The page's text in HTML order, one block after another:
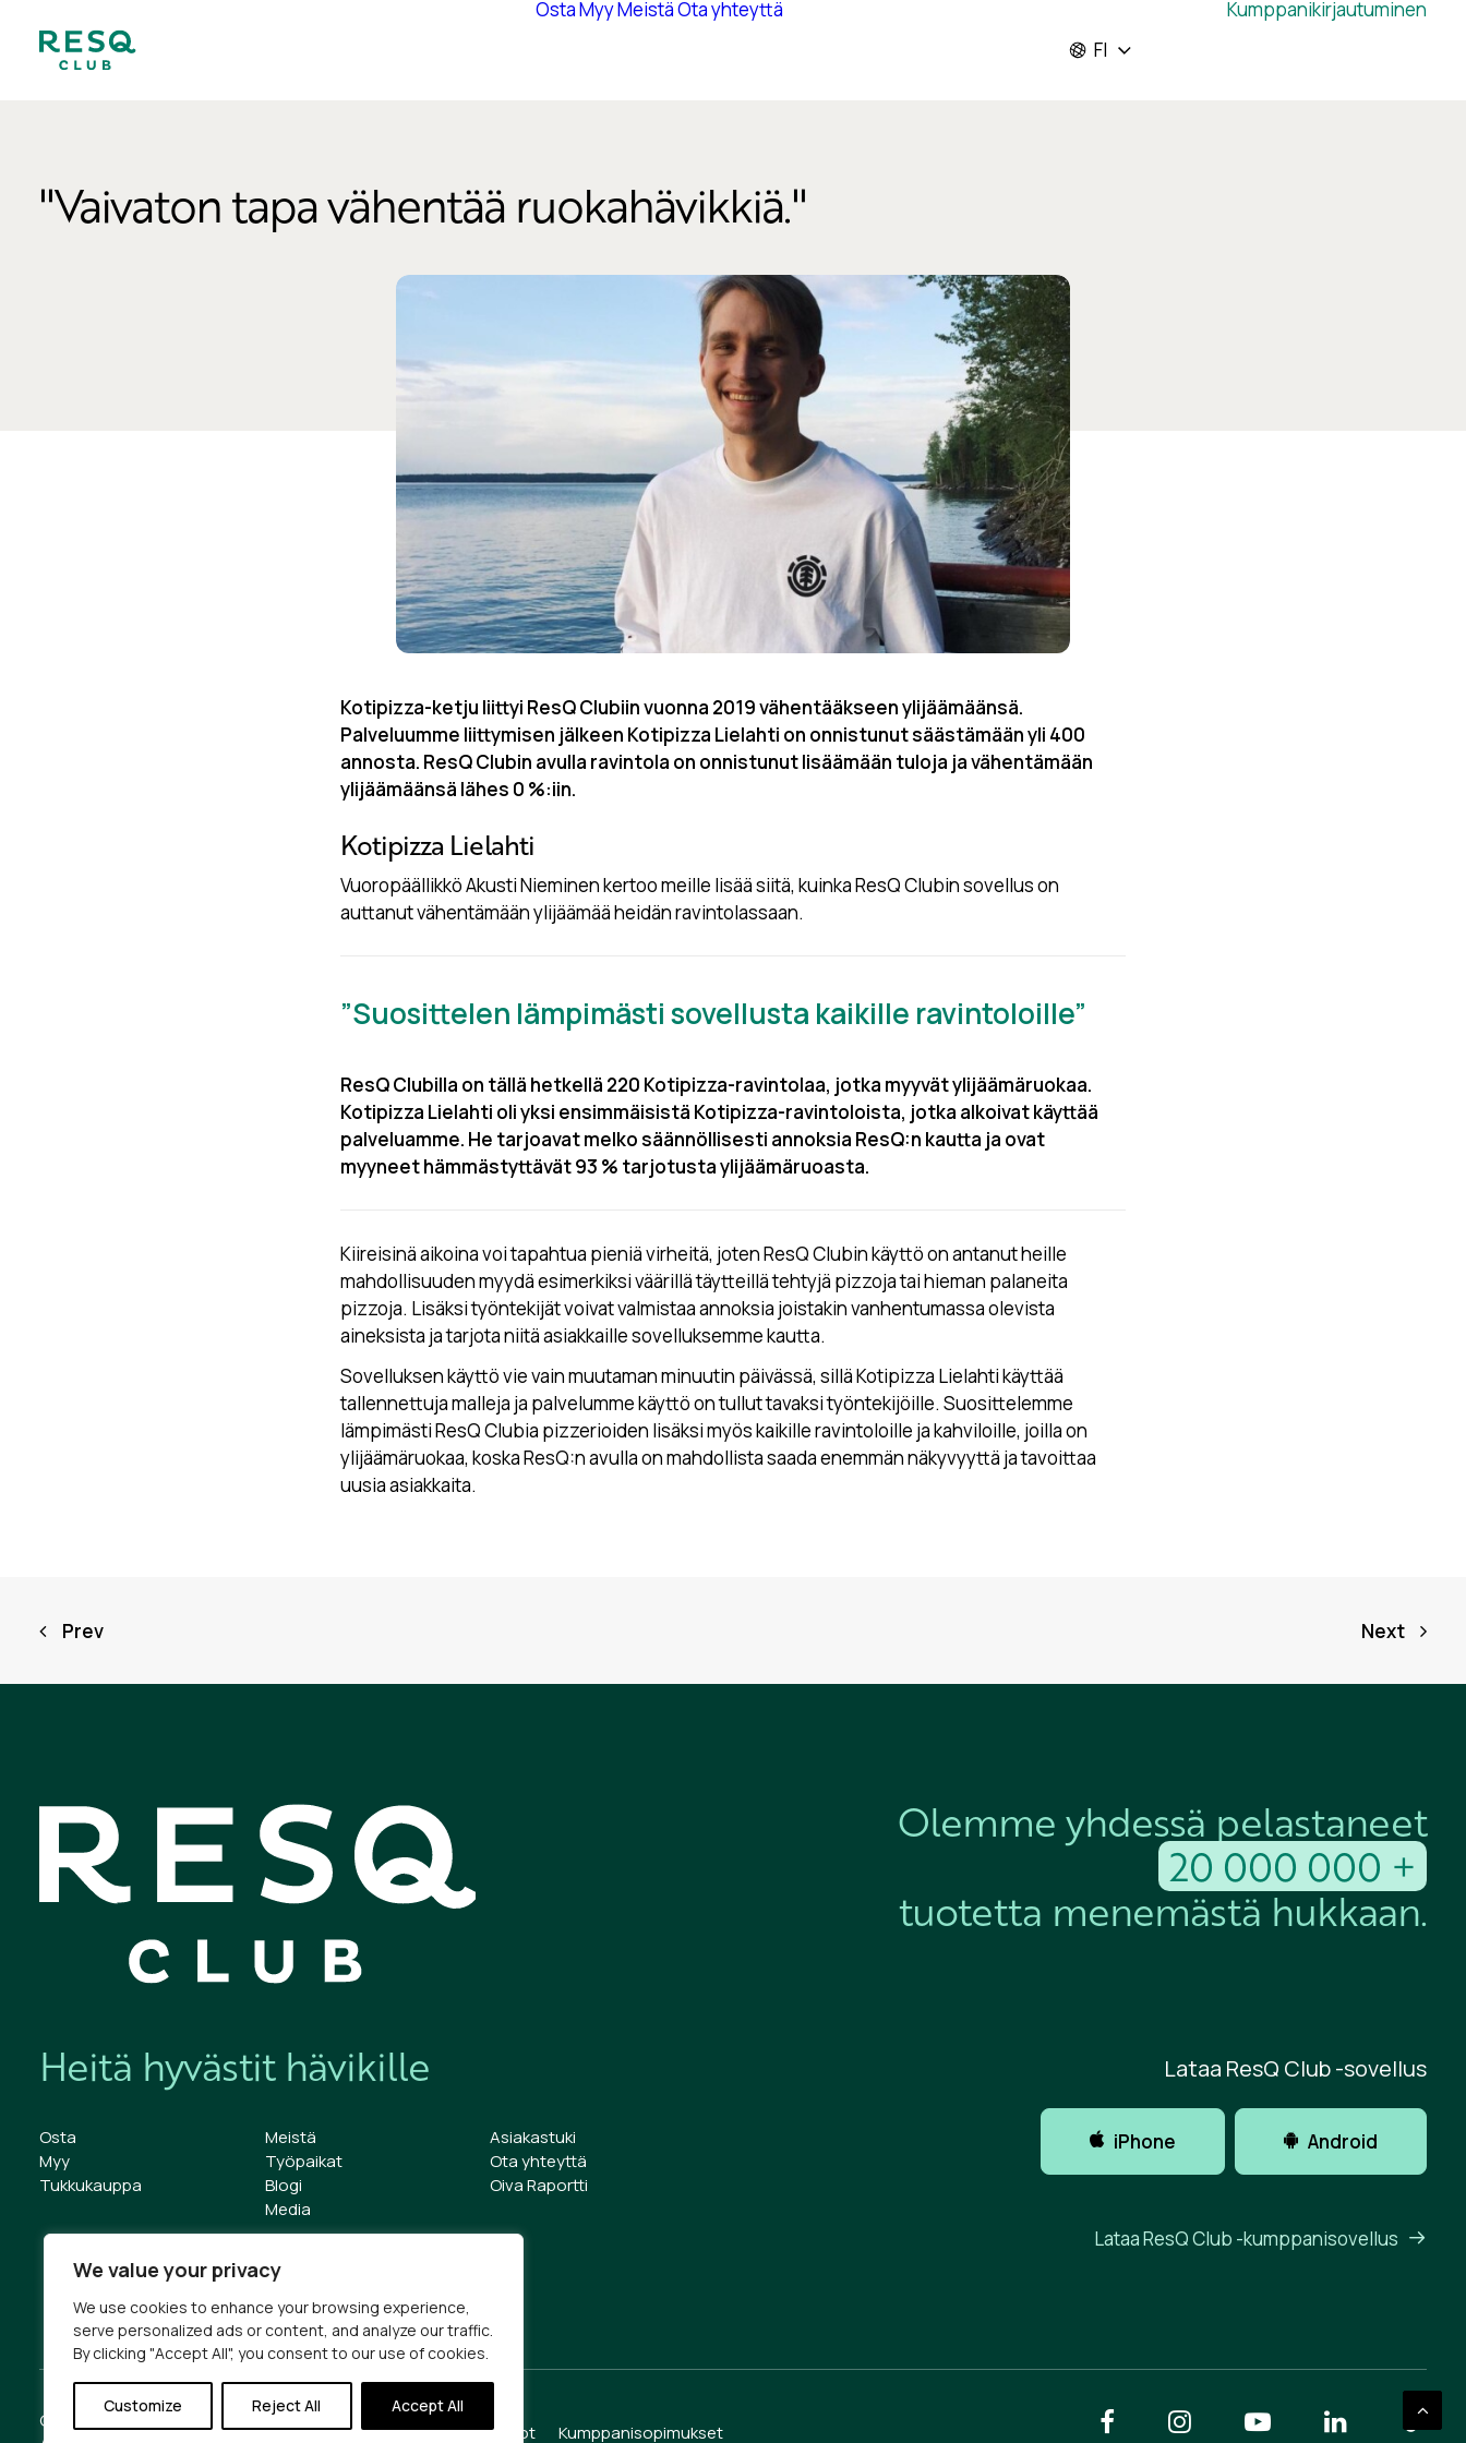
We value your privacy
We use cookies to enhance your browsing experience,
serve personalized ads or content, and analyze our traffic.
By clicking "Accept All", you consent to our use of cookies.
Customize Reject All Accept All
OstaMyyMeistäOta yhteyttä
FI
Kumppanikirjautuminen
''Vaivaton tapa vähentää ruokahävikkiä.''
Kotipizza-ketju liittyi ResQ Clubiin vuonna 2019 vähentääkseen ylijäämäänsä.
Palveluumme liittymisen jälkeen Kotipizza Lielahti on onnistunut säästämään yli 400
annosta. ResQ Clubin avulla ravintola on onnistunut lisäämään tuloja ja vähentämään
ylijäämäänsä lähes 0 %:iin.
Kotipizza Lielahti
Vuoropäällikkö Akusti Nieminen kertoo meille lisää siitä, kuinka ResQ Clubin sovellus on
auttanut vähentämään ylijäämää heidän ravintolassaan.
”Suosittelen lämpimästi sovellusta kaikille ravintoloille”
ResQ Clubilla on tällä hetkellä 220 Kotipizza-ravintolaa, jotka myyvät ylijäämäruokaa.
Kotipizza Lielahti oli yksi ensimmäisistä Kotipizza-ravintoloista, jotka alkoivat käyttää
palveluamme. He tarjoavat melko säännöllisesti annoksia ResQ:n kautta ja ovat
myyneet hämmästyttävät 93 % tarjotusta ylijäämäruoasta.
Kiireisinä aikoina voi tapahtua pieniä virheitä, joten ResQ Clubin käyttö on antanut heille
mahdollisuuden myydä esimerkiksi väärillä täytteillä tehtyjä pizzoja tai hieman palaneita
pizzoja. Lisäksi työntekijät voivat valmistaa annoksia joistakin vanhentumassa olevista
aineksista ja tarjota niitä asiakkaille sovelluksemme kautta.
Sovelluksen käyttö vie vain muutaman minuutin päivässä, sillä Kotipizza Lielahti käyttää
tallennettuja malleja ja palvelumme käyttö on tullut tavaksi työntekijöille. Suosittelemme
lämpimästi ResQ Clubia pizzerioiden lisäksi myös kaikille ravintoloille ja kahviloille, joilla on
ylijäämäruokaa, koska ResQ:n avulla on mahdollista saada enemmän näkyvyyttä ja tavoittaa
uusia asiakkaita.
Prev Next
Heitä hyvästit hävikille
Osta
Myy
Tukkukauppa
Meistä
Työpaikat
Blogi
Media
Asiakastuki
Ota yhteyttä
Oiva Raportti
Olemme yhdessä pelastaneet
20 000 000 +
tuotetta menemästä hukkaan.
Lataa ResQ Club -sovellus
iPhone Android
Lataa ResQ Club -kumppanisovellus
© 2026 ResQ Club.
Tietosuojaseloste Käyttöehdot Kumppanisopimukset